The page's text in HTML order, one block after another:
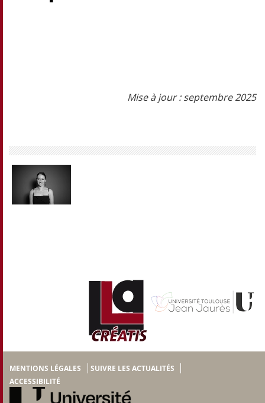
Mise à jour : septembre 2025
MENTIONS LÉGALES
SUIVRE LES ACTUALITÉS
ACCESSIBILITÉ